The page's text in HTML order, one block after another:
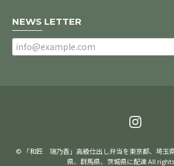
NEWS LETTER
© 「和匠 瑞乃香」高級仕出し弁当を東京都、埼玉
県、群馬県、茨城県に配達 All